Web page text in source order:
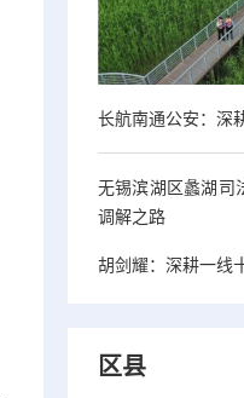
长航南通公安：深
无锡滨湖区蠡湖司
调解之路
胡剑耀：深耕一线
区县